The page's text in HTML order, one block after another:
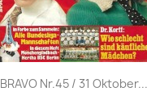
Vorschau
BRAVO Nr.45 / 31 Oktober...